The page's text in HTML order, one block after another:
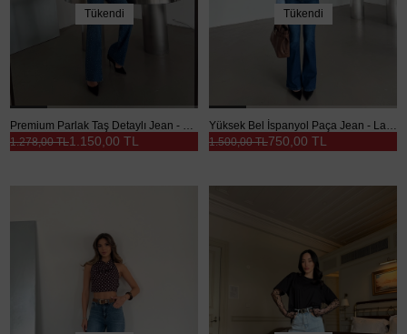
Tükendi
Premium Parlak Taş Detaylı Jean - Mavi
1.150,00 TL
1.278,00 TL
Tükendi
Yüksek Bel İspanyol Paça Jean - Lacivert
750,00 TL
1.500,00 TL